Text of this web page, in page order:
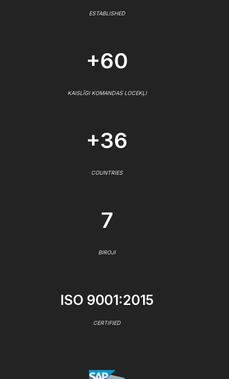
ESTABLISHED
+60
KAISLĪGI KOMANDAS LOCEKĻI
+36
COUNTRIES
7
BIROJI
ISO 9001:2015
CERTIFIED